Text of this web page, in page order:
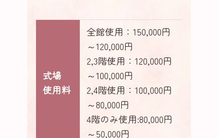
式場
使用料
全館使用：150,000円
～120,000円
2,3階使用：120,000円
～100,000円
2,4階使用：100,000円
～80,000円
4階のみ使用:80,000円
～50,000円